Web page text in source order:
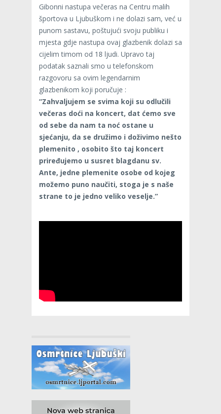
Gibonni nastupa večeras na Centru malih
športova u Ljubuškom i ne dolazi sam, već u
punom sastavu, poštujući svoju publiku i
mjesta gdje nastupa ovaj glazbenik dolazi sa
cijelim timom od 18 ljudi. Upravo taj
podatak saznali smo u telefonskom
razgovoru sa ovim legendarnim
glazbenikom koji poručuje :
“Zahvaljujem se svima koji su odlučili
večeras doći na koncert, dat ćemo sve
od sebe da nam ta noć ostane u
sjećanju, da se družimo i doživimo nešto
plemenito , osobito što taj koncert
priređujemo u susret blagdanu sv.
Ante, jedne plemenite osobe od kojeg
možemo puno naučiti, stoga je s naše
strane to je jedno veliko veselje.”